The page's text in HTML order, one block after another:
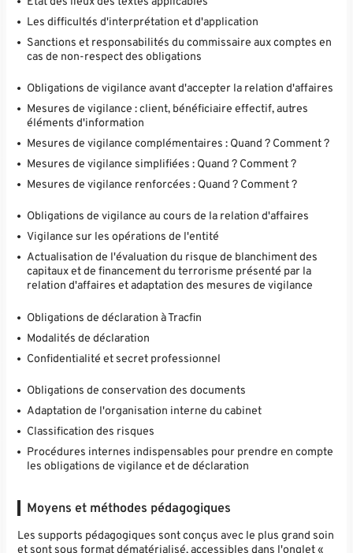
Les difficultés d'interprétation et d'application
Sanctions et responsabilités du commissaire aux comptes en
cas de non-respect des obligations
Obligations de vigilance avant d'accepter la relation d'affaires
Mesures de vigilance : client, bénéficiaire effectif, autres
éléments d'information
Mesures de vigilance complémentaires : Quand ? Comment ?
Mesures de vigilance simplifiées : Quand ? Comment ?
Mesures de vigilance renforcées : Quand ? Comment ?
Obligations de vigilance au cours de la relation d'affaires
Vigilance sur les opérations de l'entité
Actualisation de l'évaluation du risque de blanchiment des
capitaux et de financement du terrorisme présenté par la
relation d'affaires et adaptation des mesures de vigilance
Obligations de déclaration à Tracfin
Modalités de déclaration
Confidentialité et secret professionnel
Obligations de conservation des documents
Adaptation de l'organisation interne du cabinet
Classification des risques
Procédures internes indispensables pour prendre en compte
les obligations de vigilance et de déclaration
Moyens et méthodes pédagogiques
Les supports pédagogiques sont conçus avec le plus grand soin
et sont sous format dématérialisé, accessibles dans l'onglet «